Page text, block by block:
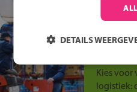
anders is!
Jouw
Kies voor
logistiek:
DETAILS